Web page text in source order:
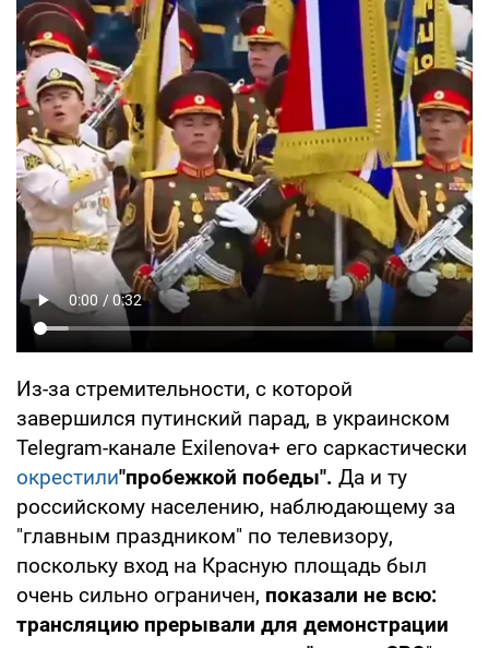
Из-за стремительности, с которой
завершился путинский парад, в украинском
Telegram-канале Exilenova+ его саркастически
окрестили"пробежкой победы". Да и ту
российскому населению, наблюдающему за
"главным праздником" по телевизору,
поскольку вход на Красную площадь был
очень сильно ограничен, показали не всю:
трансляцию прерывали для демонстрации